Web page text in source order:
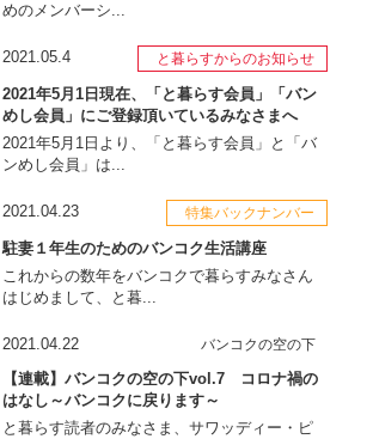
めのメンバーシ...
2021.05.4 と暮らすからのお知らせ
2021年5月1日現在、「と暮らす会員」「バン
めし会員」にご登録頂いているみなさまへ
2021年5月1日より、「と暮らす会員」と「バ
ンめし会員」は...
2021.04.23 特集バックナンバー
駐妻１年生のためのバンコク生活講座
これからの数年をバンコクで暮らすみなさん
はじめまして、と暮...
2021.04.22 バンコクの空の下
【連載】バンコクの空の下vol.7 コロナ禍の
はなし～バンコクに戻ります～
と暮らす読者のみなさま、サワッディー・ピ